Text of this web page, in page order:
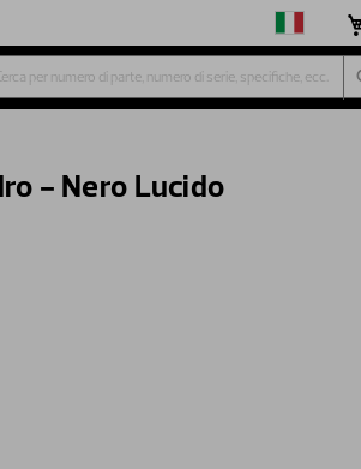
- Nero Lucido